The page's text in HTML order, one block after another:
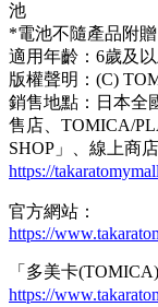
池
*電池不隨產品附贈
適用年齡：6歲及
版權聲明：(C)
銷售地點：日本全
售店、TOMICA/
SHOP」、線上商
https://
官方網站：
https://
「多美卡
https://